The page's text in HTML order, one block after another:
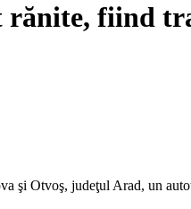
rănite, fiind
şi Otvoş, judeţul Arad, un